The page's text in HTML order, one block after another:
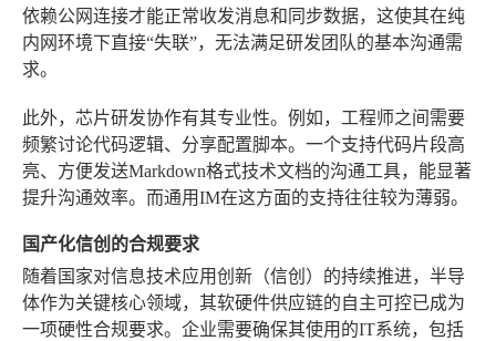
依赖公网连接才能正常收发消息和同步数据，这使其在纯
内网环境下直接“失联”，无法满足研发团队的基本沟通需
求。
此外，芯片研发协作有其专业性。例如，工程师之间需要
频繁讨论代码逻辑、分享配置脚本。一个支持代码片段高
亮、方便发送Markdown格式技术文档的沟通工具，能显著
提升沟通效率。而通用IM在这方面的支持往往较为薄弱。
国产化信创的合规要求
随着国家对信息技术应用创新（信创）的持续推进，半导
体作为关键核心领域，其软硬件供应链的自主可控已成为
一项硬性合规要求。企业需要确保其使用的IT系统，包括